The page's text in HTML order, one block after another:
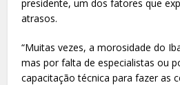
presidente, um dos fatores que
atrasos.
“Muitas vezes, a morosidade do
mas por falta de especialistas ou
capacitação técnica para fazer as